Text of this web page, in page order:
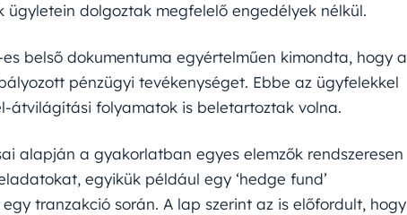
dolgoztak megfelelő engedélyek nélkül.
belső dokumentuma egyértelműen kimondta, hogy a
pénzügyi tevékenységet. Ebbe az ügyfelekkel
átvilágítási folyamatok is beletartoztak volna.
alapján a gyakorlatban egyes elemzők rendszeresen
egyikük például egy ‘hedge fund’
tranzakció során. A lap szerint az is előfordult, hogy